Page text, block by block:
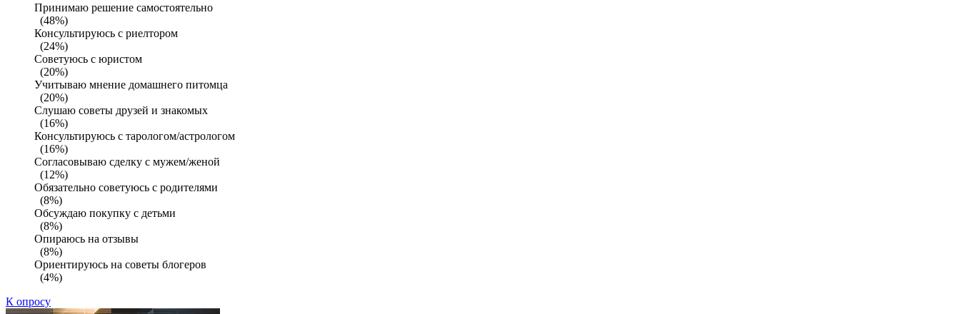
Принимаю решение самостоятельно
(48%)
Консультируюсь с риелтором
(24%)
Советуюсь с юристом
(20%)
Учитываю мнение домашнего питомца
(20%)
Слушаю советы друзей и знакомых
(16%)
Консультируюсь с тарологом/астрологом
(16%)
Согласовываю сделку с мужем/женой
(12%)
Обязательно советуюсь с родителями
(8%)
Обсуждаю покупку с детьми
(8%)
Опираюсь на отзывы
(8%)
Ориентируюсь на советы блогеров
(4%)
К опросу